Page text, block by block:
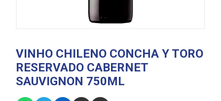
VINHO CHILENO CONCHA Y TORO
RESERVADO CABERNET
SAUVIGNON 750ML